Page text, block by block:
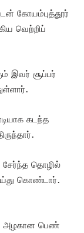
கோயம்புத்தூர்
வெற்றிப்
இவர் சூப்பர்
கடந்த
தொழில்
கொண்டார்.
அழகான பெண்